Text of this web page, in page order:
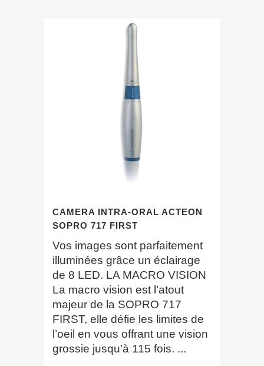
CAMERA INTRA-ORAL ACTEON
SOPRO 717 FIRST
Vos images sont parfaitement
illuminées grâce un éclairage
de 8 LED. LA MACRO VISION
La macro vision est l’atout
majeur de la SOPRO 717
FIRST, elle défie les limites de
l’oeil en vous offrant une vision
grossie jusqu’à 115 fois. ...